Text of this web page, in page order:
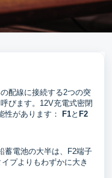
配線に接続する2つの突
びます。12V充電式密閉
性があります：
F1と F2
蓄電池の大半は、F2端子
プよりもわずかに大き